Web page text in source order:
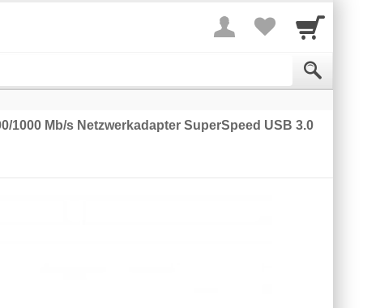
1000 Mb/s Netzwerkadapter SuperSpeed USB 3.0